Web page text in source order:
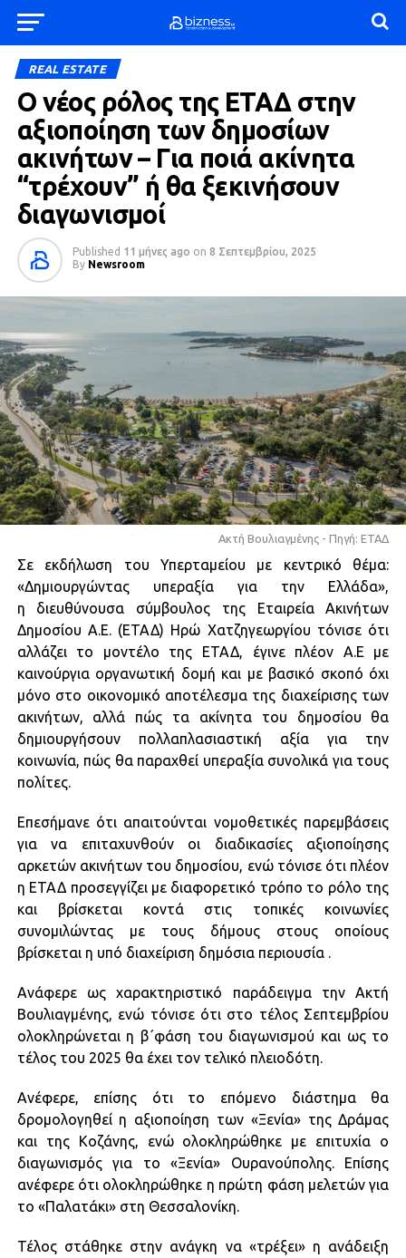
REAL ESTATE
Ο νέος ρόλος της ΕΤΑΔ στην
αξιοποίηση των δημοσίων
ακινήτων – Για ποιά ακίνητα
“τρέχουν” ή θα ξεκινήσουν
διαγωνισμοί
Published 11 μήνες ago on 8 Σεπτεμβρίου, 2025
By Newsroom
Ακτή Βουλιαγμένης - Πηγή: ΕΤΑΔ
Σε εκδήλωση του Υπερταμείου με κεντρικό θέμα:
«Δημιουργώντας υπεραξία για την Ελλάδα»,
η διευθύνουσα σύμβουλος της Εταιρεία Ακινήτων
Δημοσίου Α.Ε. (ΕΤΑΔ) Ηρώ Χατζηγεωργίου τόνισε ότι
αλλάζει το μοντέλο της ΕΤΑΔ, έγινε πλέον Α.Ε με
καινούργια οργανωτική δομή και με βασικό σκοπό όχι
μόνο στο οικονομικό αποτέλεσμα της διαχείρισης των
ακινήτων, αλλά πώς τα ακίνητα του δημοσίου θα
δημιουργήσουν πολλαπλασιαστική αξία για την
κοινωνία, πώς θα παραχθεί υπεραξία συνολικά για τους
πολίτες.
Επεσήμανε ότι απαιτούνται νομοθετικές παρεμβάσεις
για να επιταχυνθούν οι διαδικασίες αξιοποίησης
αρκετών ακινήτων του δημοσίου, ενώ τόνισε ότι πλέον
η ΕΤΑΔ προσεγγίζει με διαφορετικό τρόπο το ρόλο της
και βρίσκεται κοντά στις τοπικές κοινωνίες
συνομιλώντας με τους δήμους στους οποίους
βρίσκεται η υπό διαχείριση δημόσια περιουσία .
Ανάφερε ως χαρακτηριστικό παράδειγμα την Ακτή
Βουλιαγμένης, ενώ τόνισε ότι στο τέλος Σεπτεμβρίου
ολοκληρώνεται η β΄φάση του διαγωνισμού και ως το
τέλος του 2025 θα έχει τον τελικό πλειοδότη.
Ανέφερε, επίσης ότι το επόμενο διάστημα θα
δρομολογηθεί η αξιοποίηση των «Ξενία» της Δράμας
και της Κοζάνης, ενώ ολοκληρώθηκε με επιτυχία ο
διαγωνισμός για το «Ξενία» Ουρανούπολης. Επίσης
ανέφερε ότι ολοκληρώθηκε η πρώτη φάση μελετών για
το «Παλατάκι» στη Θεσσαλονίκη.
Τέλος στάθηκε στην ανάγκη να «τρέξει» η ανάδειξη